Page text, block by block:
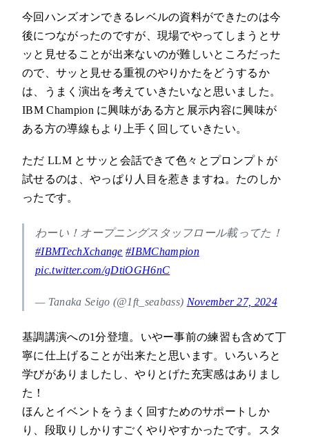
今回ハンズオンできるレベルの資料ができたのは今
後につながったのですが、現場でやってしまうとサ
ッと見せることが出来ないのが難しいところだった
ので、サッと見せる重視のやりかたをどうするか
は、うまく演出を考えていきたいなと思いました。
IBM Champion に興味がある方と展示内容に興味が
ある方の導線もより上手く回していきたい。
ただ LLM とサッと会話できて色々とプロンプトが
試せるのは、やっぱり人目を惹きますね。たのしか
ったです。
わーい！オープニングスタッフロール載ってた！
#IBMTechXchange #IBMChampion
pic.twitter.com/gDtiOGH6nC
— Tanaka Seigo (@1ft_seabass) November 27, 2024
基調講演への1分登壇。いやー事前の練習も含めて丁
寧に仕上げることが出来たと思います。いろいろと
学びがありましたし、やりとげた充実感はありまし
た！
ほんとイベントをうまく回すためのサポートしか
り、段取りしかりすごくやりやすかったです。スタ